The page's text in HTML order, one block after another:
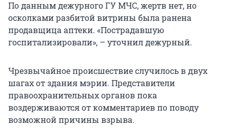
По данным дежурного ГУ МЧС, жертв нет, но
осколками разбитой витрины была ранена
продавщица аптеки. «Пострадавшую
госпитализировали», – уточнил дежурный.
Чрезвычайное происшествие случилось в двух
шагах от здания мэрии. Представители
правоохранительных органов пока
воздерживаются от комментариев по поводу
возможной причины взрыва.